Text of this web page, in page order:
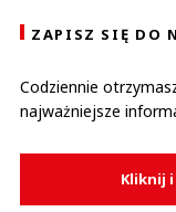
ZAPISZ SIĘ DO
Codziennie
najważniejsze
Kliknij